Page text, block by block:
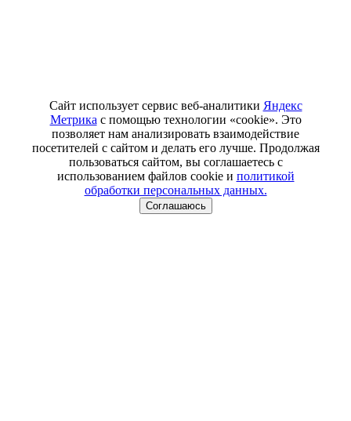
Сайт использует сервис веб-аналитики Яндекс
Метрика с помощью технологии «cookie». Это
позволяет нам анализировать взаимодействие
посетителей с сайтом и делать его лучше. Продолжая
пользоваться сайтом, вы соглашаетесь с
использованием файлов cookie и политикой
обработки персональных данных.
Соглашаюсь